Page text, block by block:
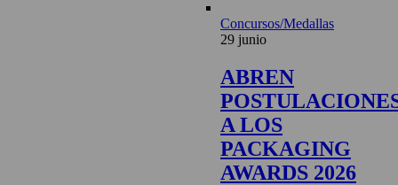
Concursos/Medallas
29 junio
ABREN
A LOS
PACKAGING
AWARDS 2026